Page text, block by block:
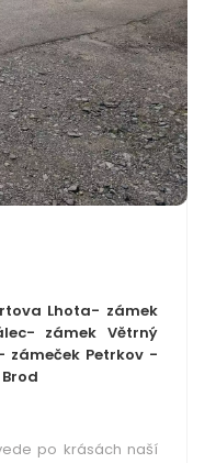
Lhota- zámek
zámek Větrný
zámeček Petrkov -
po krásách naší